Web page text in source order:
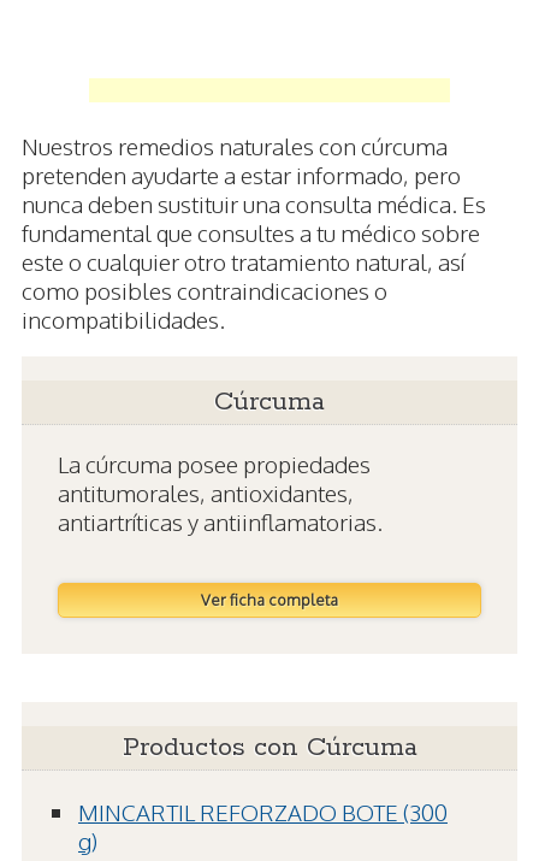
Nuestros remedios naturales con cúrcuma
pretenden ayudarte a estar informado, pero
nunca deben sustituir una consulta médica. Es
fundamental que consultes a tu médico sobre
este o cualquier otro tratamiento natural, así
como posibles contraindicaciones o
incompatibilidades.
Cúrcuma
La cúrcuma posee propiedades
antitumorales, antioxidantes,
antiartríticas y antiinflamatorias.
Ver ficha completa
Productos con Cúrcuma
MINCARTIL REFORZADO BOTE (300
g)